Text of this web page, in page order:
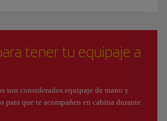
tener tu equipaje a
son considerados equipaje de mano y
para que te acompañen en cabina durante